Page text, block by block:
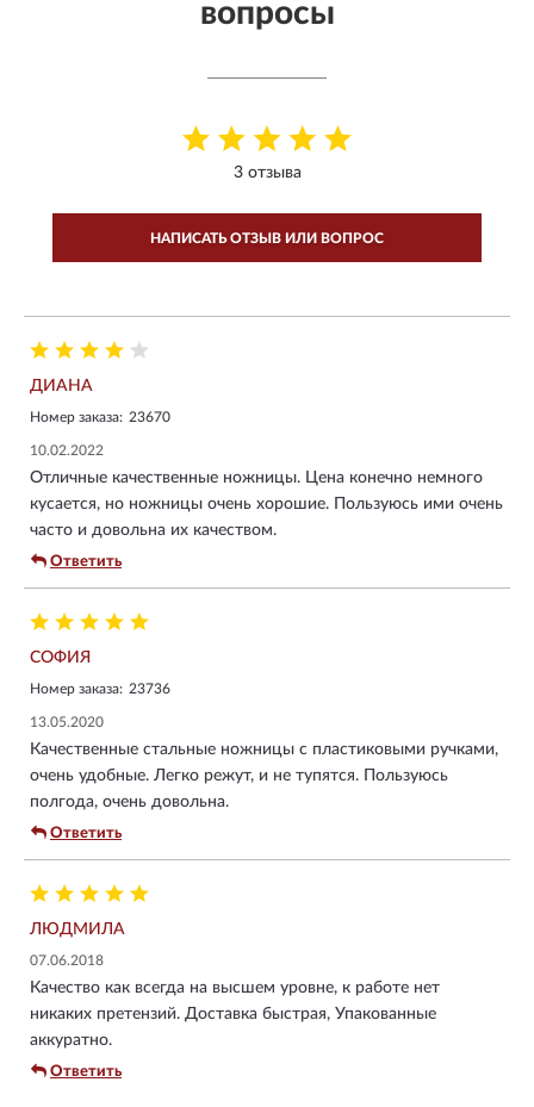
вопросы
3 отзыва
НАПИСАТЬ ОТЗЫВ ИЛИ ВОПРОС
ДИАНА
Номер заказа: 23670
10.02.2022
Отличные качественные ножницы. Цена конечно немного
кусается, но ножницы очень хорошие. Пользуюсь ими очень
часто и довольна их качеством.
Ответить
СОФИЯ
Номер заказа: 23736
13.05.2020
Качественные стальные ножницы с пластиковыми ручками,
очень удобные. Легко режут, и не тупятся. Пользуюсь
полгода, очень довольна.
Ответить
ЛЮДМИЛА
07.06.2018
Качество как всегда на высшем уровне, к работе нет
никаких претензий. Доставка быстрая, Упакованные
аккуратно.
Ответить